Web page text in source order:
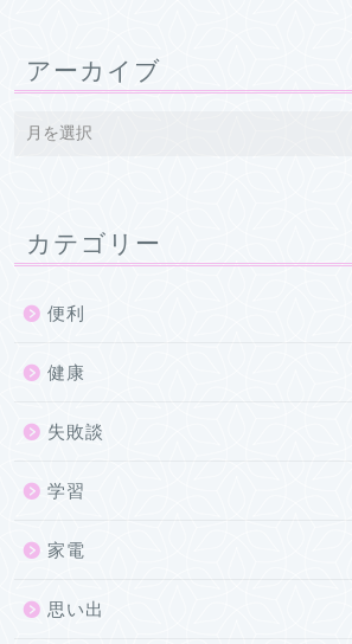
アーカイブ
カテゴリー
便利
健康
失敗談
学習
家電
思い出